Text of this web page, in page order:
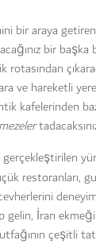
bir araya
bir başka
ve hareketli
kafelerinden
mezeler
restoranları,
gelin, İran
çeşitli